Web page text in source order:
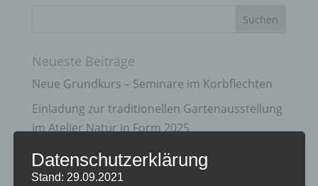
Neueste Beiträge
Neue Grundkurs – Seminare im Korbflechten
Einladung zur traditionellen Gartenausstellung
im Atelier Natur in Form 2025
Gartenausstellung Natur in Form
Vorweihnachts – Zeit bei Natur in Form
Datenschutzerklärung
Stand: 29.09.2021